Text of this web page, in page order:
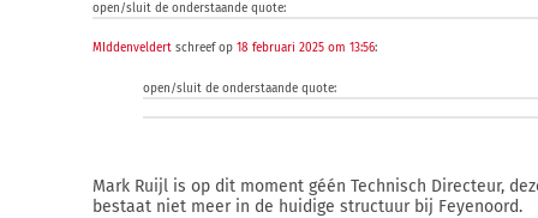
open/sluit de onderstaande quote:
MIddenveldertschreef op 18 februari 2025 om 13:56:
open/sluit de onderstaande quote:
Mark Ruijl is op dit moment géén Technisch Directeur,
bestaat niet meer in de huidige structuur bij Feyenoord.